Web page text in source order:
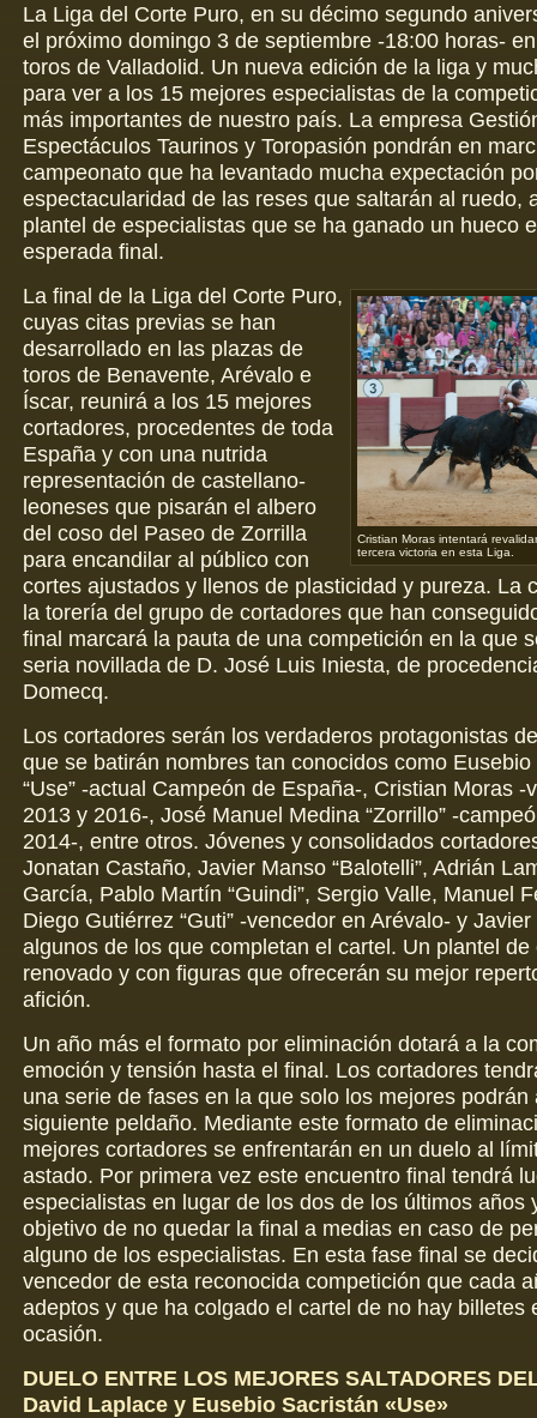
La Liga del Corte Puro, en su décimo segundo
el próximo domingo 3 de septiembre -18:00 horas-
toros de Valladolid. Un nueva edición de la liga y
para ver a los 15 mejores especialistas de la
más importantes de nuestro país. La empresa
Espectáculos Taurinos y Toropasión pondrán en
campeonato que ha levantado mucha expectación
espectacularidad de las reses que saltarán al ruedo,
plantel de especialistas que se ha ganado un hueco
esperada final.
Cristian Moras intentará
tercera victoria en esta Liga.
La final de la Liga del Corte Puro,
cuyas citas previas se han
desarrollado en las plazas de
toros de Benavente, Arévalo e
Íscar, reunirá a los 15 mejores
cortadores, procedentes de toda
España y con una nutrida
representación de castellano-
leoneses que pisarán el albero
del coso del Paseo de Zorrilla
para encandilar al público con
cortes ajustados y llenos de plasticidad y pureza. La
la torería del grupo de cortadores que han
final marcará la pauta de una competición en la que
seria novillada de D. José Luis Iniesta, de
Domecq.
Los cortadores serán los verdaderos protagonistas
que se batirán nombres tan conocidos como Eusebio
“Use” -actual Campeón de España-, Cristian Moras -
2013 y 2016-, José Manuel Medina “Zorrillo” -
2014-, entre otros. Jóvenes y consolidados
Jonatan Castaño, Javier Manso “Balotelli”, Adrián
García, Pablo Martín “Guindi”, Sergio Valle, Manuel
Diego Gutiérrez “Guti” -vencedor en Arévalo- y
algunos de los que completan el cartel. Un plantel de
renovado y con figuras que ofrecerán su mejor
afición.
Un año más el formato por eliminación dotará a la
emoción y tensión hasta el final. Los cortadores
una serie de fases en la que solo los mejores podrán
siguiente peldaño. Mediante este formato de
mejores cortadores se enfrentarán en un duelo al
astado. Por primera vez este encuentro final tendrá
especialistas en lugar de los dos de los últimos años
objetivo de no quedar la final a medias en caso de
alguno de los especialistas. En esta fase final se
vencedor de esta reconocida competición que cada
adeptos y que ha colgado el cartel de no hay billetes
ocasión.
DUELO ENTRE LOS MEJORES SALTADORES
David Laplace y Eusebio Sacristán «Use»